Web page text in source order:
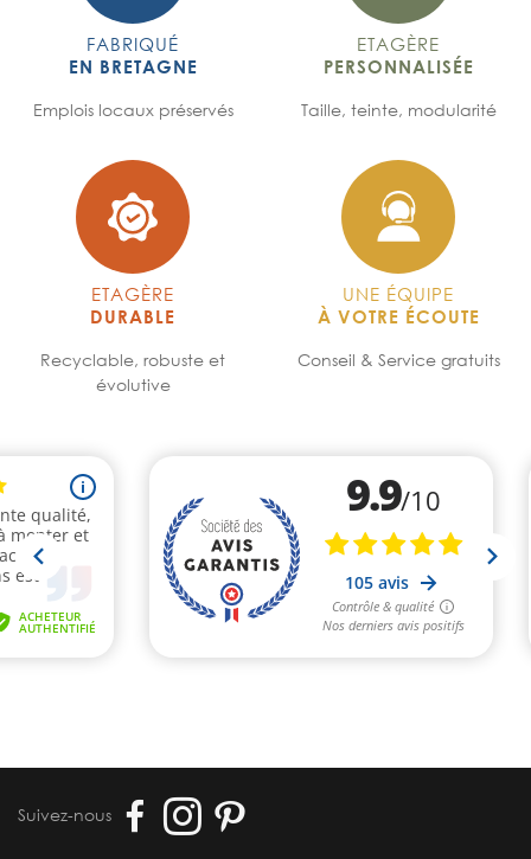
FABRIQUÉ
EN BRETAGNE
Emplois locaux préservés
ETAGÈRE
PERSONNALISÉE
Taille, teinte, modularité
ETAGÈRE
DURABLE
Recyclable, robuste et
évolutive
UNE ÉQUIPE
À VOTRE ÉCOUTE
Conseil & Service gratuits
Suivez-nous